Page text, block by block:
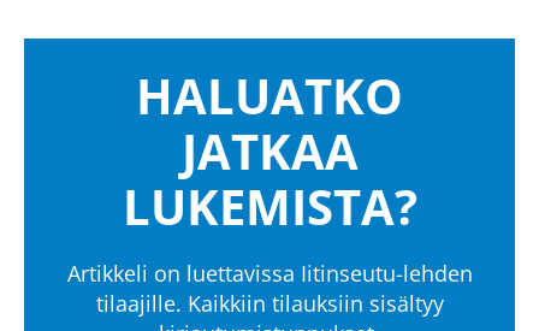
HALUATKO
JATKAA
LUKEMISTA?
Artikkeli on luettavissa Iitinseutu-lehden
tilaajille. Kaikkiin tilauksiin sisältyy